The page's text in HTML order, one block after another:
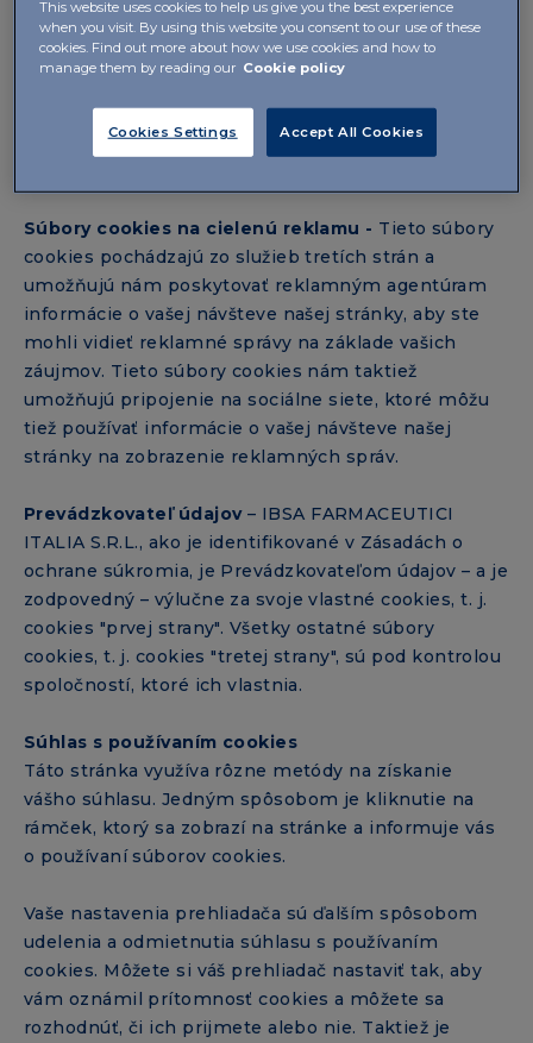
umožňujú porozumieť, ako návštevníci používajú
túto stránku za účelom posúdenia a zlepšenia jej
sprístupnené, s výnimkou anonymnej a súhrnnej
formy. Na tento účel používame súbory cookies
Súbory cookies na cielenú reklamu - Tieto súbory
cookies pochádzajú zo služieb tretích strán a
umožňujú nám poskytovať reklamným agentúram
informácie o vašej návšteve našej stránky, aby ste
mohli vidieť reklamné správy na základe vašich
záujmov. Tieto súbory cookies nám taktiež
umožňujú pripojenie na sociálne siete, ktoré môžu
tiež používať informácie o vašej návšteve našej
stránky na zobrazenie reklamných správ.
Prevádzkovateľ údajov– IBSA FARMACEUTICI
ITALIA S.R.L., ako je identifikované v Zásadách o
ochrane súkromia, je Prevádzkovateľom údajov – a je
zodpovedný – výlučne za svoje vlastné cookies, t. j.
cookies "prvej strany". Všetky ostatné súbory
cookies, t. j. cookies "tretej strany", sú pod kontrolou
spoločností, ktoré ich vlastnia.
Súhlas s používaním cookies
Táto stránka využíva rôzne metódy na získanie
vášho súhlasu. Jedným spôsobom je kliknutie na
rámček, ktorý sa zobrazí na stránke a informuje vás
o používaní súborov cookies.
Vaše nastavenia prehliadača sú ďalším spôsobom
udelenia a odmietnutia súhlasu s používaním
cookies. Môžete si váš prehliadač nastaviť tak, aby
vám oznámil prítomnosť cookies a môžete sa
rozhodnúť, či ich prijmete alebo nie. Taktiež je
This website uses cookies to help us give you the best experience
when you visit. By using this website you consent to our use of these
cookies. Find out more about how we use cookies and how to
manage them by reading our Cookie policy
Cookies Settings Accept All Cookies